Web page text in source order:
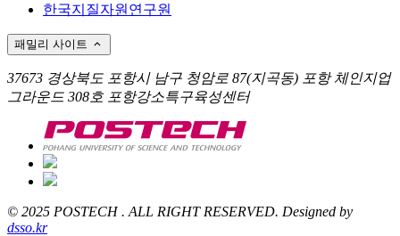
한국지질자원연구원
패밀리 사이트
37673 경상북도 포항시 남구 청암로 87(지곡동) 포항 체인지업
그라운드 308호 포항강소특구육성센터
© 2025 POSTECH . ALL RIGHT RESERVED. Designed by
dsso.kr